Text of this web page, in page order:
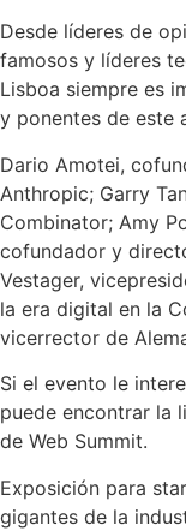
Desde líderes de
famosos y líderes
Lisboa siempre es
y ponentes de este
Dario Amotei,
Anthropic; Garry
Combinator; Amy
cofundador y
Vestager,
la era digital en la
vicerrector de
Si el evento le
puede encontrar la
de Web Summit.
Exposición para
gigantes de la